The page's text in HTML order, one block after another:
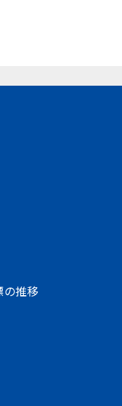
推移